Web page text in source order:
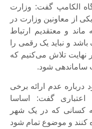
الکامپ گفت: وزارت
از معاونین وزارت در
و معتقدیم ارتباط
و نباید یک رقمی را
نهایت تلاش می‌کنیم که
ساماندهی شود.
عدم ارائه برخی
اعتباری گفت: اساسا
کسانی که در یک شهر
کنند و موضوع تمام شود